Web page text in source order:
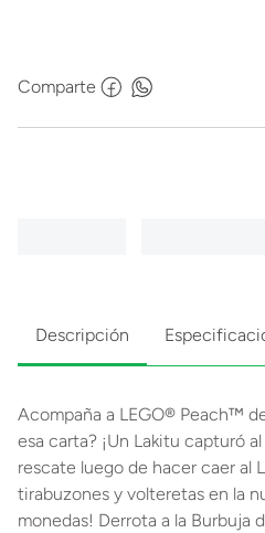
Comparte
Descripción
Acompaña a LEGO® Peach™
esa carta? ¡Un Lakitu capturó
rescate luego de hacer caer al
tirabuzones y volteretas en la
monedas! Derrota a la Burbuja